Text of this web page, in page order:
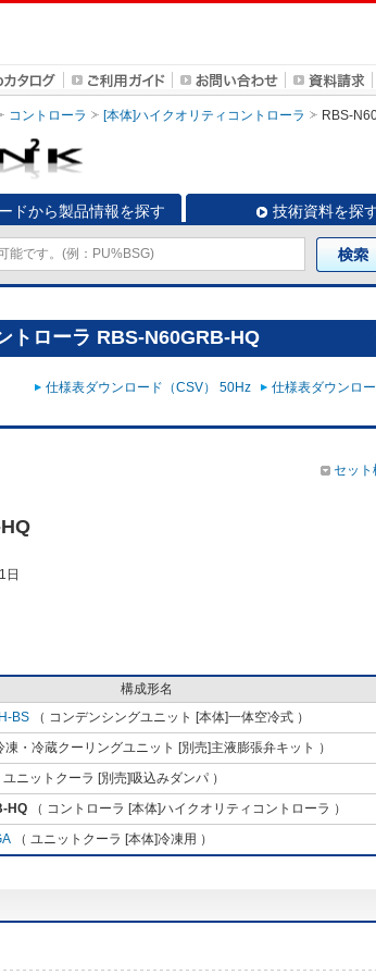
コントローラ [本体]ハイクオリティコントローラ RBS-
ドから製品情報を探す 技術資料を探
トローラ RBS-N60GRB-HQ
仕様表ダウンロード（CSV） 50Hz 仕様表ダウンロ
セット
日
構成形名
BS （ コンデンシングユニット [本体]一体空冷式 ）
凍・冷蔵クーリングユニット [別売]主液膨張弁キット ）
ユニットクーラ [別売]吸込みダンパ ）
HQ （ コントローラ [本体]ハイクオリティコントローラ ）
（ ユニットクーラ [本体]冷凍用 ）